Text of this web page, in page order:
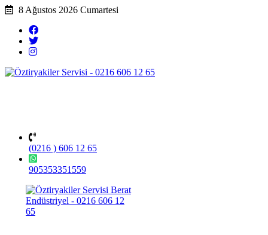
8 Ağustos 2026 Cumartesi
(0216 ) 606 12 65
905353351559